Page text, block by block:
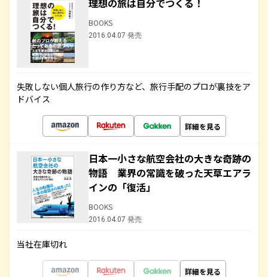
理想の旅は自分でつくる！
BOOKS
2016.04.07 発売
失敗しない個人旅行の作り方など、旅行手配のプロが裏技をア
ドバイス
詳細を見る
日本一小さな航空会社の大きな奇跡の
物語 業界の常識を破った天草エアラ
インの「復活」
BOOKS
2016.04.07 発売
当社在庫切れ
詳細を見る